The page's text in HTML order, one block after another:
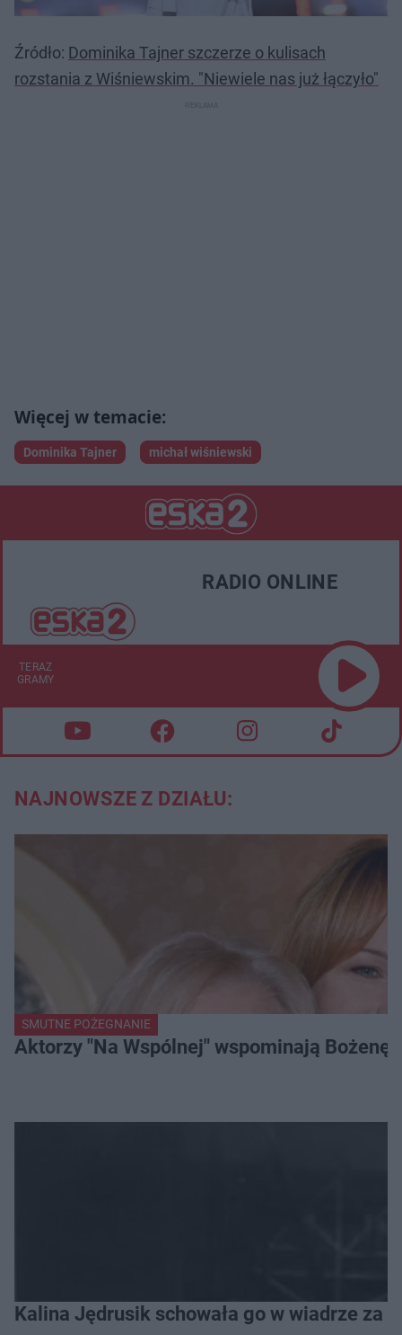
Źródło: Dominika Tajner szczerze o kulisach
rozstania z Wiśniewskim. "Niewiele nas już łączyło"
Dominika Tajner michał wiśniewski
RADIO ONLINE
TERAZ
GRAMY
NAJNOWSZE Z DZIAŁU:
SMUTNE POŻEGNANIE
Aktorzy "Na Wspólnej" wspominają Bożenę
Kalina Jędrusik schowała go w wiadrze za